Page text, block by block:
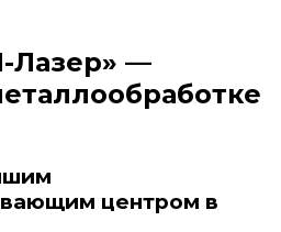
Лазер» —
центром в